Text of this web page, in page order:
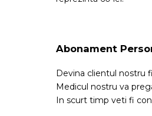
Abonament
Devina clientul nostru
Medicul nostru va
In scurt timp veti fi